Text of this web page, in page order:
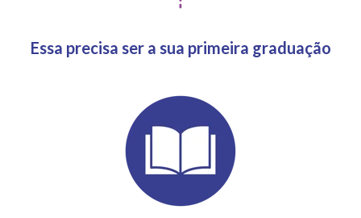
Essa precisa ser a sua primeira graduação